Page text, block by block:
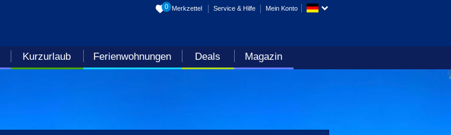
Kurzurlaub Ferienwohnungen Deals Magazin
0 Merkzettel Service & Hilfe Mein Konto